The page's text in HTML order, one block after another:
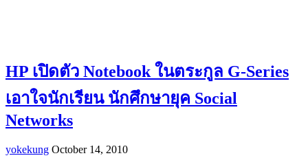
HP เปิดตัว Notebook ในตระกูล G-Series
เอาใจนักเรียน นักศึกษายุค Social
Networks
yokekung October 14, 2010